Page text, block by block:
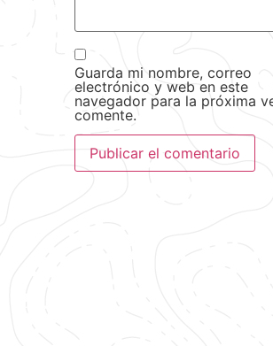
Guarda mi nombre, correo
electrónico y web en este
navegador para la próxima
comente.